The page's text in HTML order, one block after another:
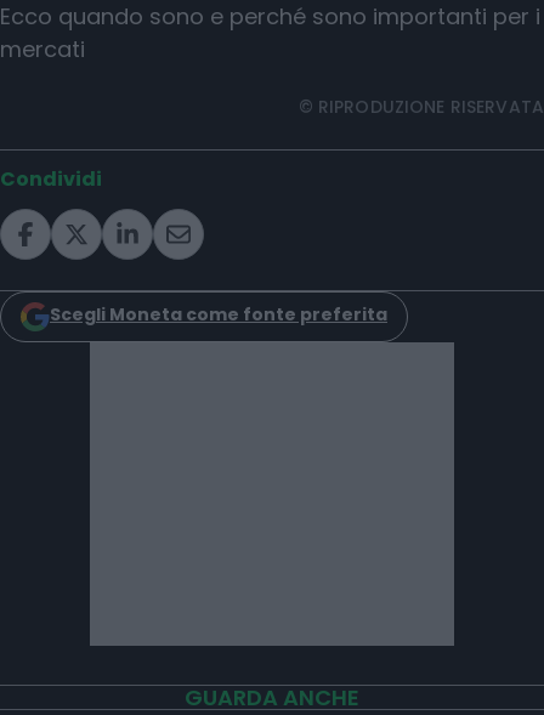
Ecco quando sono e perché sono importanti per i
mercati
© RIPRODUZIONE RISERVATA
Condividi
Scegli Moneta come fonte preferita
GUARDA ANCHE